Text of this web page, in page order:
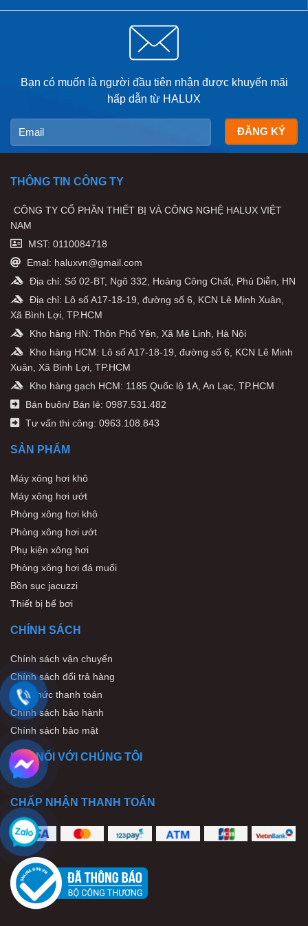
ổn định và an toàn tuyệt đối với người dùng.
Thiết kế bể tắm Onsen đòi hỏi những tiêu chuẩn kỹ thuật cao
Bể Onsen sử dụng các thiết bị công nghệ tiên tiến hàng đầu
Các thiết bị này có vai trò vô cùng đặc biệt, quyết định trực tiếp
đến hiệu quả hoạt động và tuổi thọ của bể Onsen.
Chính vì vậy Quý khách cần tìm địa chỉ thi công và cung cấp
thiết bị uy tín để có những trải nghiệm tắm thư giãn trọn vẹn
nhất.
BÀI VIẾT LIÊN QUAN:
➤Dịch vụ lắp đặt, thi công bể sục Jacuzzi chuyên
nghiệp Halux
➤Dịch vụ thi công, lắp đặt phòng xông hơi uy tín #1 của
Halux
Tham khảo các mẫu thiết kế bể Onsen ấn
tượng
Bể Onsen là lựa chọn lý tưởng cho các Spa, khách sạn, resort
hay những căn hộ đẳng cấp. Cùng chiêm ngưỡng bộ sưu tập
mẫu thiết kế bể Onsen ấn tượng nhé!
Bạn có muốn là người đầu tiên nhận được khuyến mãi
hấp dẫn từ HALUX
THÔNG TIN CÔNG TY
CÔNG TY CỔ PHẦN THIẾT BỊ VÀ CÔNG NGHỆ HALUX VIỆT
NAM
MST: 0110084718
Emal: haluxvn@gmail.com
Địa chỉ: Số 02-BT, Ngõ 332, Hoàng Công Chất, Phú Diễn, HN
Địa chỉ: Lô số A17-18-19, đường số 6, KCN Lê Minh Xuân,
Xã Bình Lợi, TP.HCM
Kho hàng HN: Thôn Phố Yên, Xã Mê Linh, Hà Nội
Kho hàng HCM: Lô số A17-18-19, đường số 6, KCN Lê Minh
Xuân, Xã Bình Lợi, TP.HCM
Kho hàng gạch HCM: 1185 Quốc lộ 1A, An Lạc, TP.HCM
Bán buôn/ Bán lẻ: 0987.531.482
Tư vấn thi công: 0963.108.843
SẢN PHẨM
Máy xông hơi khô
Máy xông hơi ướt
Phòng xông hơi khô
Phòng xông hơi ướt
Phụ kiện xông hơi
Phòng xông hơi đá muối
Bồn sục jacuzzi
Thiết bị bể bơi
CHÍNH SÁCH
Chính sách vận chuyển
Chính sách đổi trả hàng
Hình thức thanh toán
Chính sách bảo hành
Chính sách bảo mật
KẾT NỐI VỚI CHÚNG TÔI
CHẤP NHẬN THANH TOÁN